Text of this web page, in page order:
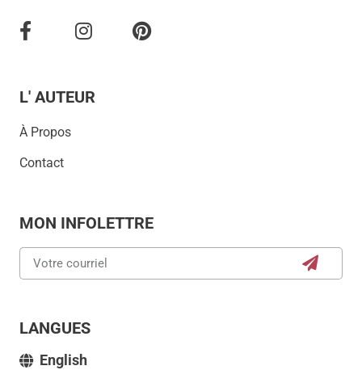
L' AUTEUR
À Propos
Contact
MON INFOLETTRE
LANGUES
English